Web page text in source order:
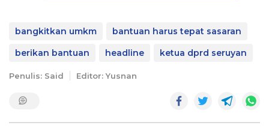
bangkitkan umkm
bantuan harus tepat sasaran
berikan bantuan
headline ketua dprd seruyan
Penulis: Said Editor: Yusnan